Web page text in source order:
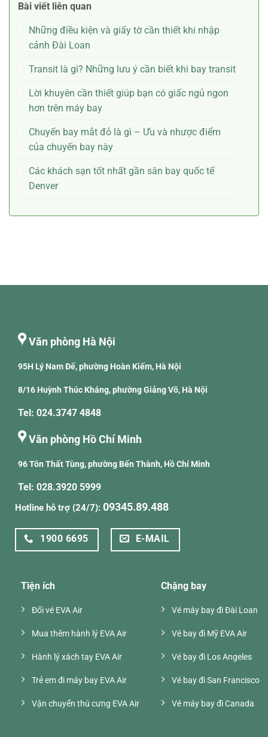
Bài viết liên quan
Những điều kiện và giấy tờ cần thiết khi nhập
cảnh Đài Loan
Transit là gì? Những lưu ý cần biết khi bay transit
Lời khuyên cần thiết giúp bạn có giấc ngủ ngon
hơn trên máy bay
Chuyến bay mắt đỏ là gì – Ưu và nhược điểm
của chuyến bay này
Các khách sạn tốt nhất gần sân bay quốc tế
Denver
Văn phòng Hà Nội
95H Lý Nam Đế, phường Hoàn Kiếm, Hà Nội
8/16 Huỳnh Thúc Kháng, phường Giảng Võ, Hà Nội
Tel: 024.3747 4848
Văn phòng Hồ Chí Minh
96 Tôn Thất Tùng, phường Bến Thành, Hồ Chí Minh
Tel: 028.3920 5999
Hotline hỗ trợ (24/7): 09345.89.488
1900 6695 E-MAIL
Tiện ích
Đổi vé EVA Air
Mua thêm hành lý EVA Air
Hành lý xách tay EVA Air
Trẻ em đi máy bay EVA Air
Vận chuyển thú cưng EVA Air
Chặng bay
Vé máy bay đi Đài Loan
Vé bay đi Mỹ EVA Air
Vé bay đi Los Angeles
Vé bay đi San Francisco
Vé máy bay đi Canada